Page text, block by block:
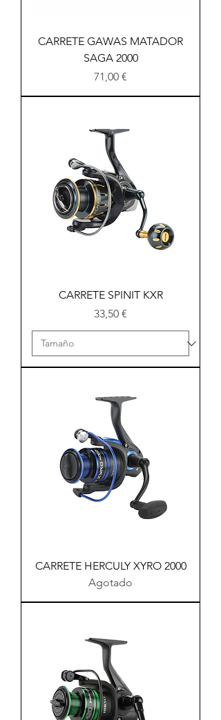
CARRETE GAWAS MATADOR
SAGA 2000
Precio
71,00 €
CARRETE SPINIT KXR
Precio
33,50 €
CARRETE HERCULY XYRO 2000
Agotado